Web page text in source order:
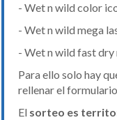
- Wet n wild color
- Wet n wild mega
- Wet n wild fast dry
Para ello solo hay
rellenar el
El sorteo es